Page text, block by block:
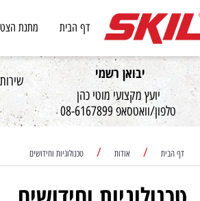
יבואן רשמי
יועץ מקצועי מוטי כהן
08-6167899
שירות טכני : 08-9948583
דף הבית מתנת הצטרפות
/ אודות טכנולוגיות וחידושים